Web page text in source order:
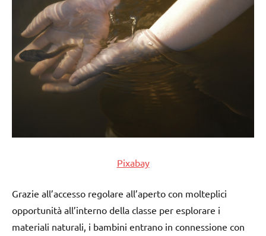
Pixabay
Grazie all’accesso regolare all’aperto con molteplici
opportunità all’interno della classe per esplorare i
materiali naturali, i bambini entrano in connessione con